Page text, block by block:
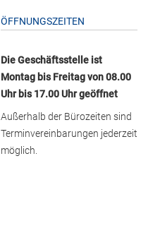
ÖFFNUNGSZEITEN
Die Geschäftsstelle ist
Montag bis Freitag von 08.00
Uhr bis 17.00 Uhr geöffnet
Außerhalb der Bürozeiten sind
Terminvereinbarungen jederzeit
möglich.